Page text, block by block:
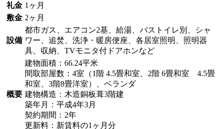
礼金 1ヶ月
敷金 2ヶ月
設備
都市ガス、エアコン2基、給湯、バストイレ別、シャ
ワー、追焚、洗浄・暖房便座、各居室照明、照明器
具、収納、TVモニタ付ドアホンなど
概要
建物面積：66.24平米
間取部屋数：4室（1階 4.5畳和室、2階 6畳和室 4.5畳
和室、3階8畳洋室）、ベランダ
建物構造：木造銅板葺3階建
築年月：平成4年3月
契約期間：2年
更新料：新賃料の1ヶ月分